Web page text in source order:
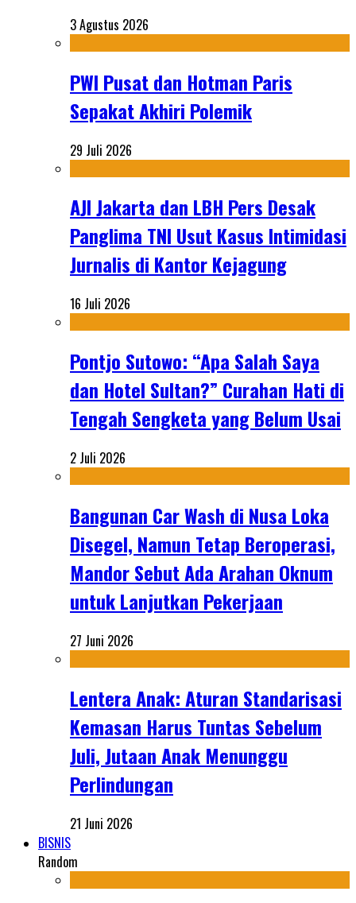
3 Agustus 2026
PWI Pusat dan Hotman Paris
Sepakat Akhiri Polemik
29 Juli 2026
AJI Jakarta dan LBH Pers Desak
Panglima TNI Usut Kasus Intimidasi
Jurnalis di Kantor Kejagung
16 Juli 2026
Pontjo Sutowo: “Apa Salah Saya
dan Hotel Sultan?” Curahan Hati di
Tengah Sengketa yang Belum Usai
2 Juli 2026
Bangunan Car Wash di Nusa Loka
Disegel, Namun Tetap Beroperasi,
Mandor Sebut Ada Arahan Oknum
untuk Lanjutkan Pekerjaan
27 Juni 2026
Lentera Anak: Aturan Standarisasi
Kemasan Harus Tuntas Sebelum
Juli, Jutaan Anak Menunggu
Perlindungan
21 Juni 2026
BISNIS
Random